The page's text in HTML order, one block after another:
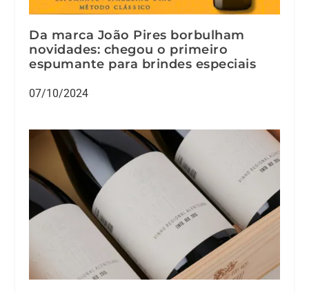
Da marca João Pires borbulham
novidades: chegou o primeiro
espumante para brindes especiais
07/10/2024